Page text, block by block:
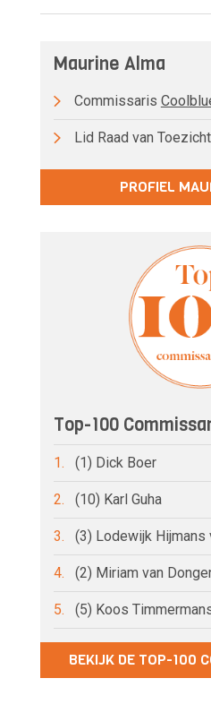
Maurine Alma
Commissaris
Lid Raad van
PROFIEL
Top-100
1. (1) Dick Boer
2. (10) Karl Guha
3. (3) Lodewijk Hijmans
4. (2) Miriam van
5. (5) Koos
BEKIJK DE TOP-100